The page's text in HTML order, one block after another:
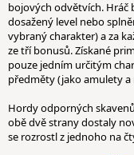
bojových odvětvích. Hráč
dosažený level nebo
vybraný charakter) a za
ze tří bonusů. Získané
pouze jedním určitým
předměty (jako amulety
Hordy odporných
obě dvě strany dostaly
se rozrostl z jednoho na